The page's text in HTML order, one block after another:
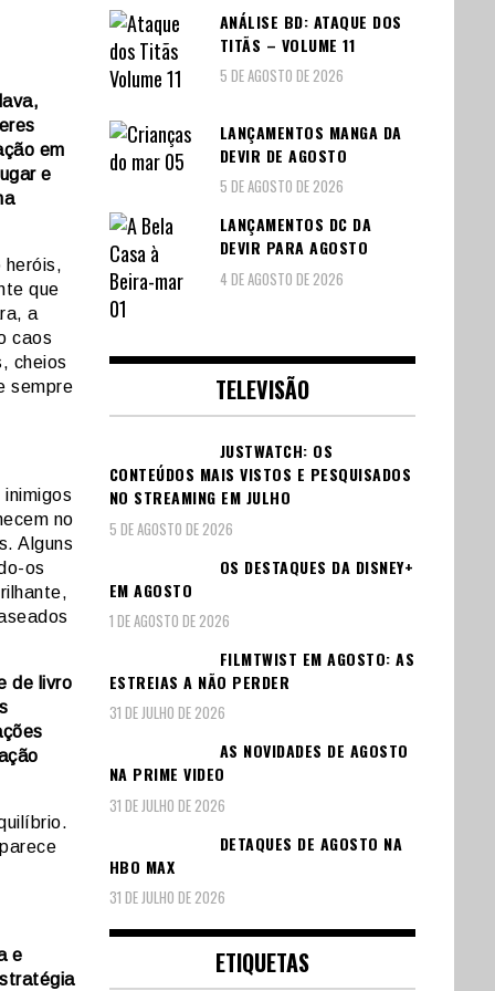
em
e
heróis,
que
a
caos
cheios
sempre
no
Alguns
os
de livro
e
ANÁLISE BD: ATAQUE DOS
TITÃS – VOLUME 11
5 DE AGOSTO DE 2026
LANÇAMENTOS MANGA DA
DEVIR DE AGOSTO
5 DE AGOSTO DE 2026
LANÇAMENTOS DC DA
DEVIR PARA AGOSTO
4 DE AGOSTO DE 2026
TELEVISÃO
JUSTWATCH: OS
CONTEÚDOS MAIS VISTOS E PESQUISADOS
NO STREAMING EM JULHO
5 DE AGOSTO DE 2026
OS DESTAQUES DA DISNEY+
EM AGOSTO
1 DE AGOSTO DE 2026
FILMTWIST EM AGOSTO: AS
ESTREIAS A NÃO PERDER
31 DE JULHO DE 2026
AS NOVIDADES DE AGOSTO
NA PRIME VIDEO
31 DE JULHO DE 2026
DETAQUES DE AGOSTO NA
HBO MAX
31 DE JULHO DE 2026
ETIQUETAS